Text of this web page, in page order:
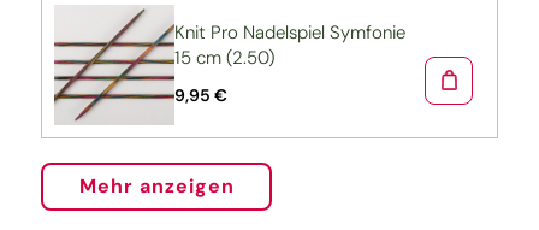
Knit Pro Nadelspiel Symfonie
15 cm (2.50)
9,95 €
Mehr anzeigen